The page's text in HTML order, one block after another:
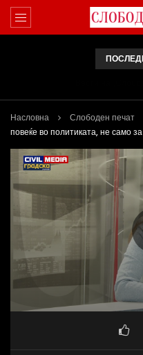
Насловна Слободен печат
повеќе во политиката, не само